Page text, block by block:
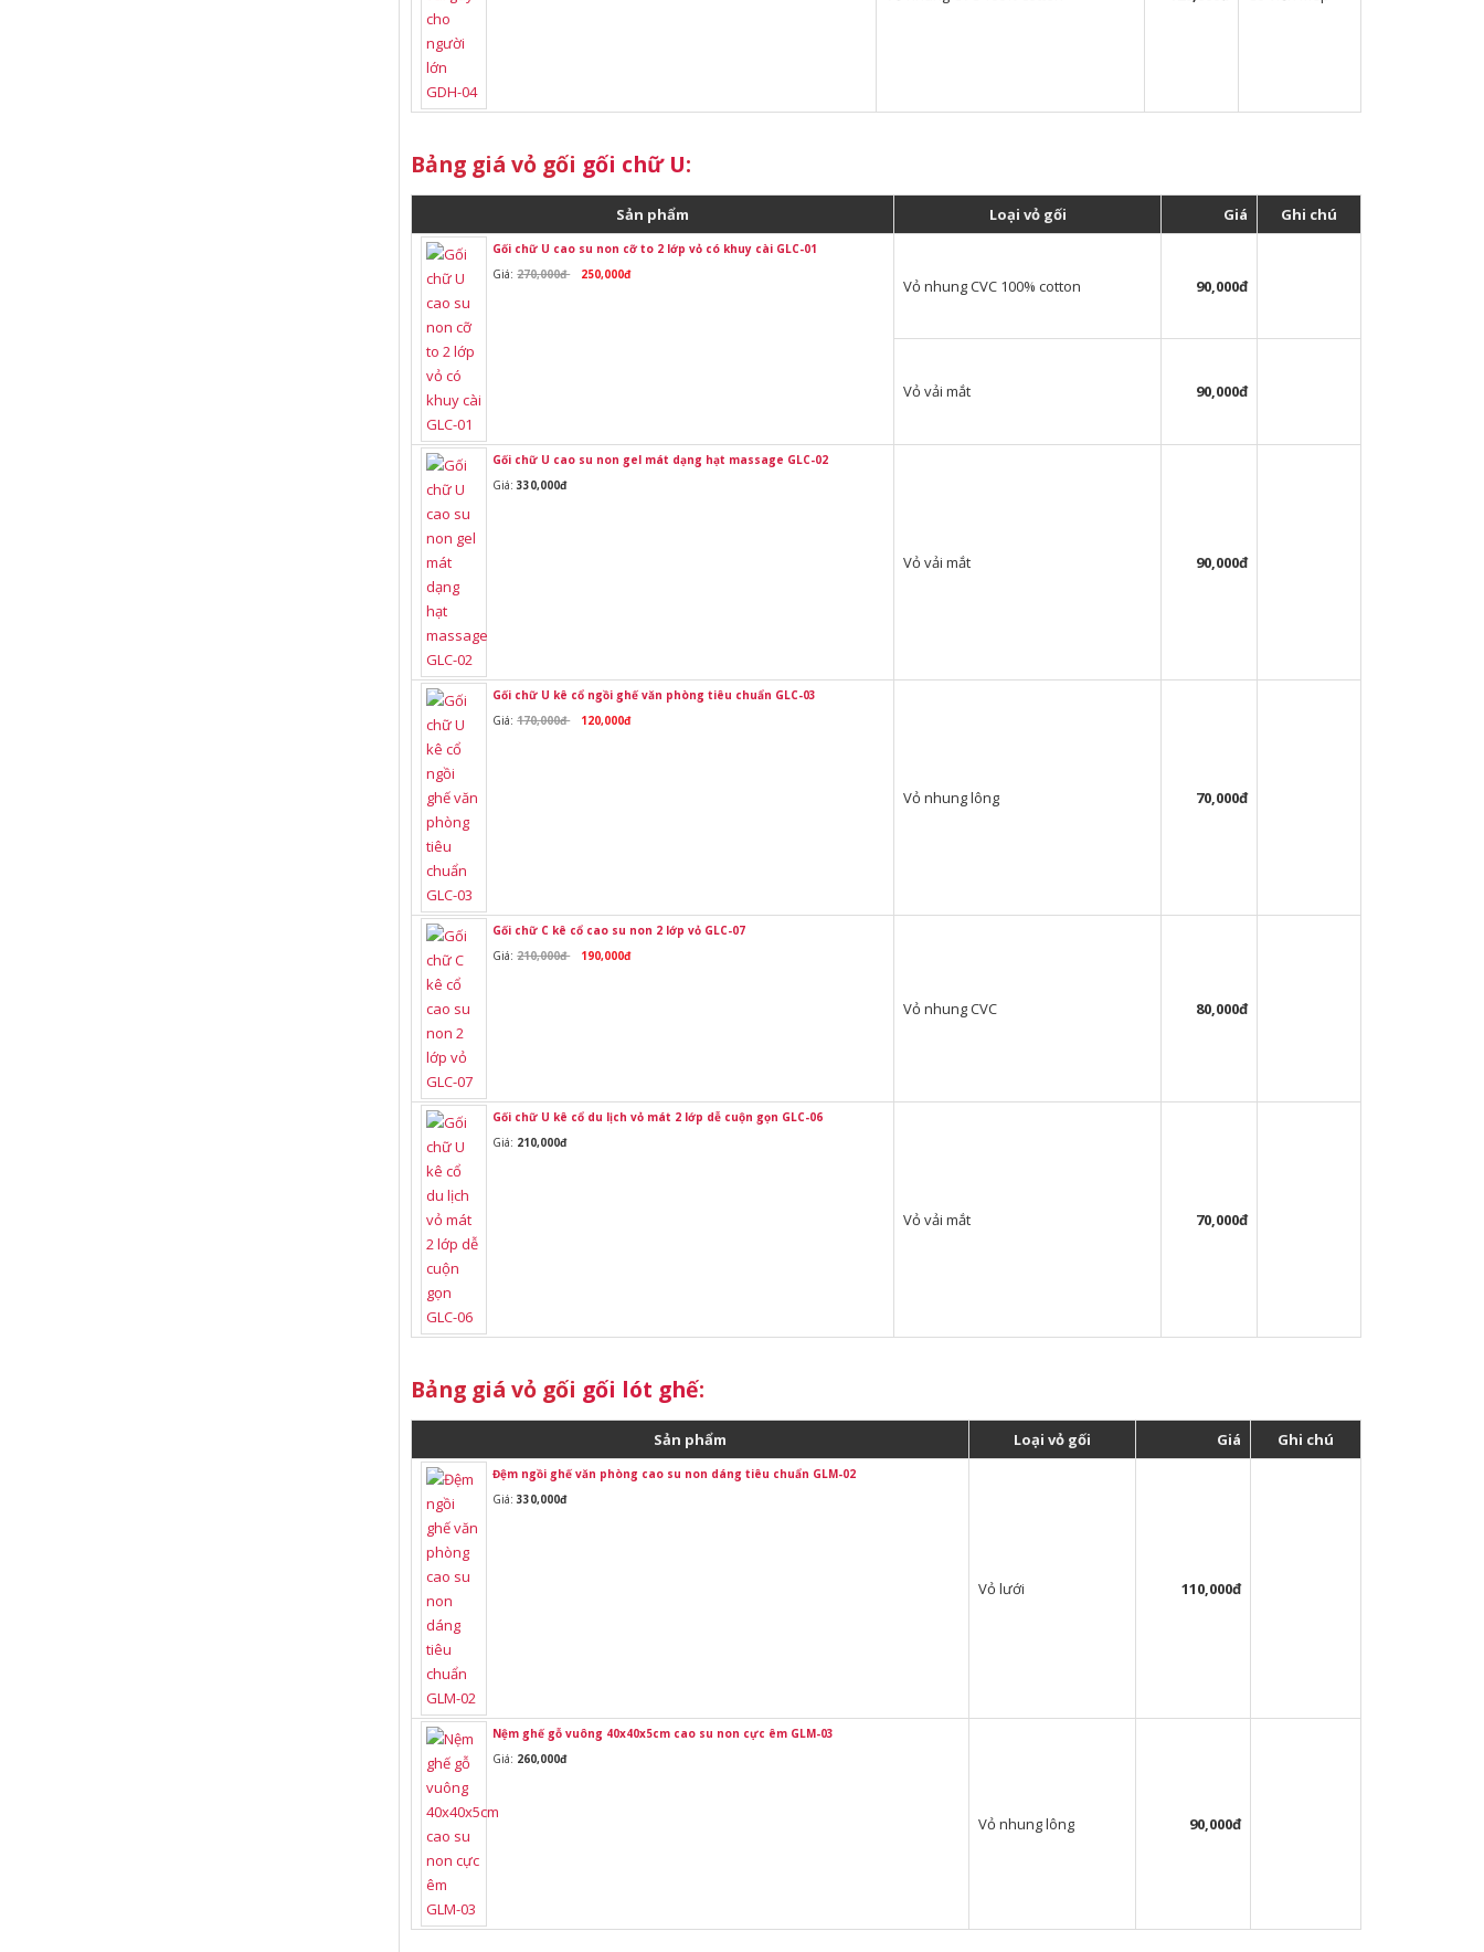
Bảng giá vỏ gối gối chữ U:
Sản phẩm Loại vỏ gối Giá Ghi chú
Gối chữ U cao su non cỡ to 2 lớp vỏ có khuy cài GLC-01
Giá:270,000đ 250,000đ
Vỏ nhung CVC 100% cotton 90,000đ
Vỏ vải mắt 90,000đ
Gối chữ U cao su non gel mát dạng hạt massage GLC-02
Giá:330,000đ
Vỏ vải mắt 90,000đ
Gối chữ U kê cổ ngồi ghế văn phòng tiêu chuẩn GLC-03
Giá:170,000đ 120,000đ
Vỏ nhung lông 70,000đ
Gối chữ C kê cổ cao su non 2 lớp vỏ GLC-07
Giá:210,000đ 190,000đ
Vỏ nhung CVC 80,000đ
Gối chữ U kê cổ du lịch vỏ mát 2 lớp dễ cuộn gọn GLC-06
Giá: 210,000đ
Vỏ vải mắt 70,000đ
Bảng giá vỏ gối gối lót ghế:
Sản phẩm Loại vỏ gối Giá Ghi chú
Đệm ngồi ghế văn phòng cao su non dáng tiêu chuẩn GLM-02
Giá:330,000đ
Vỏ lưới 110,000đ
Nệm ghế gỗ vuông 40x40x5cm cao su non cực êm GLM-03
Giá: 260,000đ
Vỏ nhung lông 90,000đ